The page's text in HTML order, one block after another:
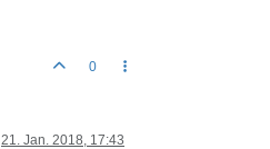
0
21. Jan. 2018, 17:43